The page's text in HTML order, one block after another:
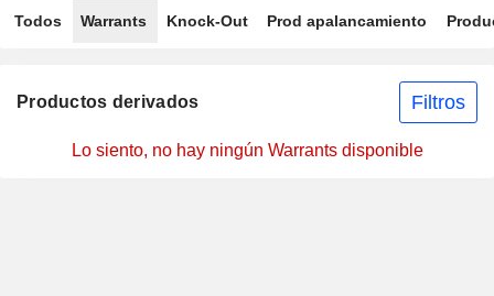
Todos Warrants Knock-Out Prod apalancamiento
Productos derivados Filtros
Lo siento, no hay ningún Warrants disponible